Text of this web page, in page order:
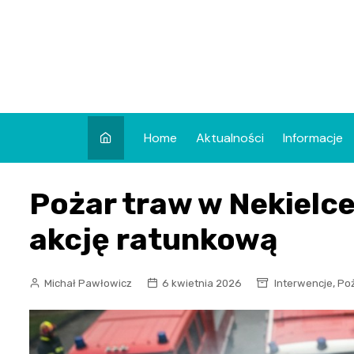
Home Aktualności Informacje
Pożar traw w
akcję ratunkową
Michał Pawłowicz 6 kwietnia 2026 Interwencje,